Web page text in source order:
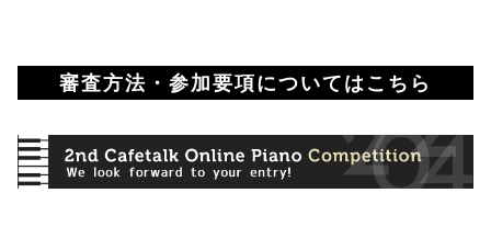
審査方法・参加要項についてはこちら